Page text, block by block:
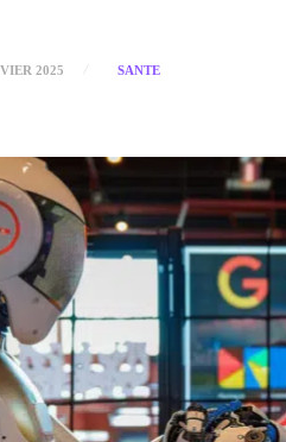
2025 SANTE